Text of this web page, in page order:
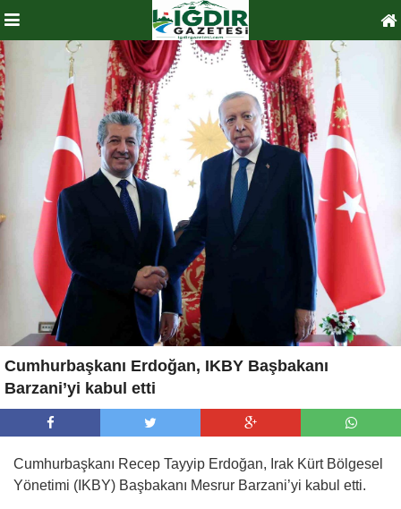
Cumhurbaşkanı Erdoğan, IKBY Başbakanı
Barzani’yi kabul etti
Cumhurbaşkanı Recep Tayyip Erdoğan, Irak Kürt Bölgesel
Yönetimi (IKBY) Başbakanı Mesrur Barzani’yi kabul etti.